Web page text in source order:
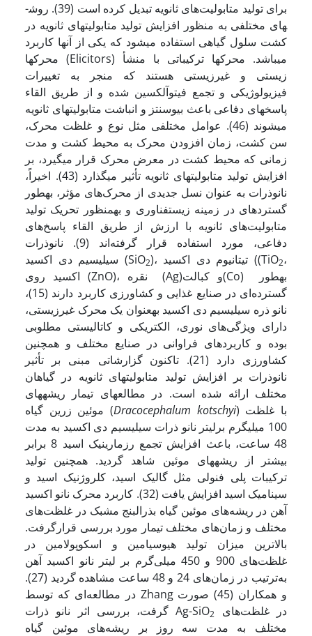
برای تولید متابولیت‌‌های ثانویه تبدیل کرده است (39). روش­
های مختلفی به منظور افزایش تولید متابولیت­های ثانویه در
کشت سلول گیاهی استفاده می­شود که یکی از آن­ها کاربرد
محرک­ها (Elicitors) می­باشد. محرک­ها ترکیباتی با منشأ
زیستی و غیرزیستی هستند که منجر به تغییرات
فیزیولوژیکی و تجمع فیتوآلکسین شده و از طریق القاء
پاسخ­های دفاعی باعث بیوسنتز و انباشت متابولیت­های ثانویه
می­شوند (46). عوامل مختلفی مثل نوع و غلظت محرک،
سن کشت، زمان افزودن محرک به محیط کشت و مدت
زمانی که محیط کشت در معرض محرک قرار می­گیرد، بر
افزایش تولید متابولیت­های ثانویه تأثیر می­گذارد (43). اخیراً،
نانوذرات به عنوان نسل جدیدی از محرک‌‌های مؤثر، به­طور
گسترده­ای در زمینه زیست­فناوری و به­منظور تحریک تولید
متابولیت‌‌های ثانویه با ارزش از طریق القاء پاسخ‌‌های
دفاعی، مورد استفاده قرار گرفته‌‌اند (9). نانوذرات
سیلیسیم دی اکسید (SiO2 )، تیتانیوم دی اکسید ((TiO2،
اکسید روی (ZnO)، نقره (Ag)و کبالت(Co) به­طور
گسترده‌‌ای در صنایع غذایی و کشاورزی کاربرد دارند (15)،
نانو ذره سیلیسیم دی اکسید به­عنوان یک محرک غیرزیستی،
دارای ویژگی‌‌های نوری، الکتریکی و کاتالیستی مطلوبی
بوده و کاربردهای فراوانی در صنایع مختلف و همچنین
کشاورزی دارد (21). تاکنون گزارشاتی مبنی بر تأثیر
نانوذرات بر افزایش تولید متابولیت­های ثانویه در گیاهان
مختلف ارائه شده است. در مطالعه­ای تیمار ریشه­های
موئین زرین گیاه (Dracocephalum kotschyi) با غلظت
100 میلی­گرم برلیتر نانو ذرات سیلیسیم دی اکسید به مدت
48 ساعت، باعث افزایش تجمع رزمارینیک اسید 8 برابر
بیشتر از ریشه­های موئین شاهد گردید. همچنین تولید
ترکیبات پلی فنولی مثل گالیک اسید، کلروژنیک اسید و
سینامیک اسید افزایش یافت (32). کاربرد محرک نانو اکسید
آهن در ریشه‌های موئین گیاه بذرالبنج مشبک در غلظت‌‌های
مختلف و زمان‌‌های مختلف تیمار مورد بررسی قرارگرفت.
بالاترین میزان تولید هیوسیامین و اسکوپولامین در
غلظت‌‌های 900 و 450 میلی‌‌گرم بر لیتر نانو اکسید آهن
به‌‌ترتیب در زمان‌‌های 24 و 48 ساعت مشاهده گردید (27).
در مطالعه‌‌ای که توسط Zhang و همکاران (45) صورت
گرفت، بررسی اثر نانو ذرات Ag-SiO2
مختلف به مدت سه روز بر ریشه‌های موئین گیاه